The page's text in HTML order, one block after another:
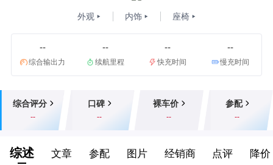
外观 内饰 座椅
--
综合输出力
--
续航里程
--
快充时间
--
慢充时间
综合评分
--
口碑
--
裸车价
--
参配
--
综述 文章 参配 图片 经销商 点评 降价